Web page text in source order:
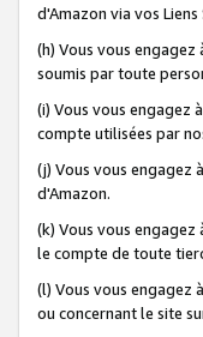
d'Amazon via vos Liens
(h) Vous vous
soumis par toute
(i) Vous vous engagez
compte utilisées par
(j) Vous vous engagez
d'Amazon.
(k) Vous vous
le compte de toute
(l) Vous vous engagez
ou concernant le site